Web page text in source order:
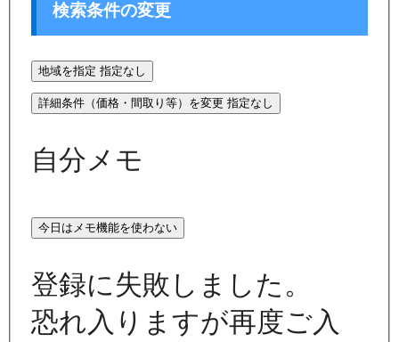
検索条件の変更
地域を指定 指定なし
詳細条件（価格・間取り等）を変更 指定なし
自分メモ
今日はメモ機能を使わない
登録に失敗しました。
恐れ入りますが再度ご入